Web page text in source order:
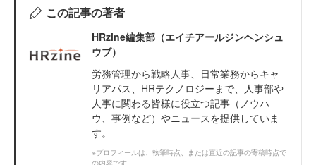
この記事の著者
HRzine編集部（エイチアールジンヘンシュ
ウブ）
労務管理から戦略人事、日常業務からキャ
リアパス、HRテクノロジーまで、人事部や
人事に関わる皆様に役立つ記事（ノウハ
ウ、事例など）やニュースを提供していま
す。
※プロフィールは、執筆時点、または直近の記事の寄稿時点で
の内容です